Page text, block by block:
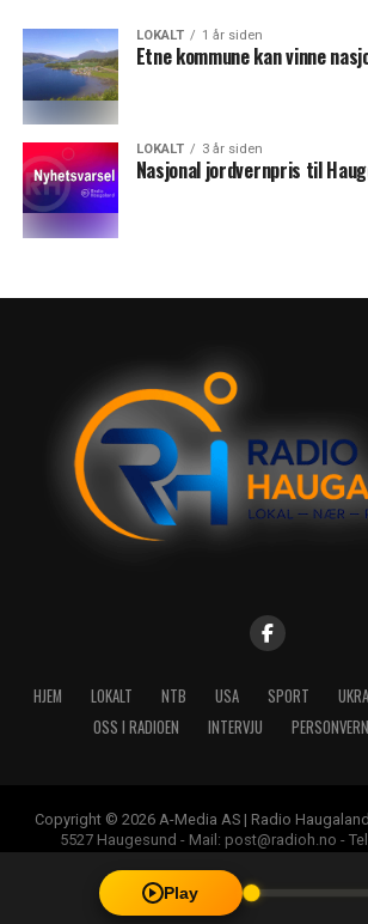
LOKALT 1 år siden
Etne kommune kan vinne
LOKALT 3 år siden
Nasjonal jordvernpris til
HJEM LOKALT NTB USA SPORT
OSS I RADIOEN
INTERVJU PERSONVERN
Copyright © 2026 A-Media AS | Radio
5527 Haugesund - Mail: post@radioh.no -
Play